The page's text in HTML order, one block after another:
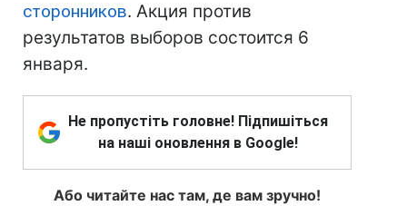
сторонников. Акция против
результатов выборов состоится 6
января.
Не пропустіть головне! Підпишіться
на наші оновлення в Google!
Або читайте нас там, де вам зручно!